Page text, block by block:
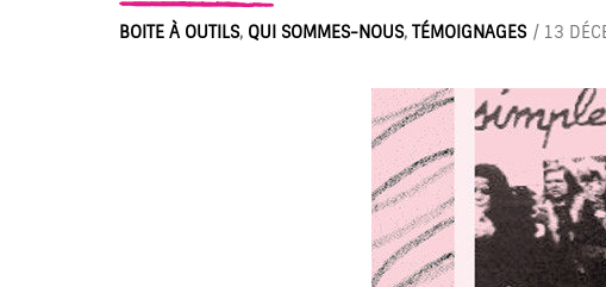
BOITE À OUTILS, QUI SOMMES-NOUS, TÉMOIGNAGES / 13